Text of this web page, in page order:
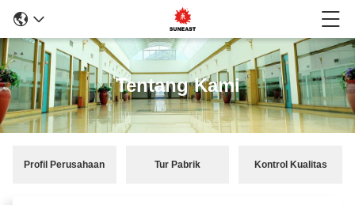
Tentang Kami
Profil Perusahaan Tur Pabrik Kontrol Kualitas